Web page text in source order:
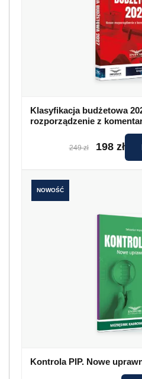
Klasyfikacja budżetowa
rozporządzenie z
249 zł 198 zł
NOWOŚĆ
Kontrola PIP. Nowe